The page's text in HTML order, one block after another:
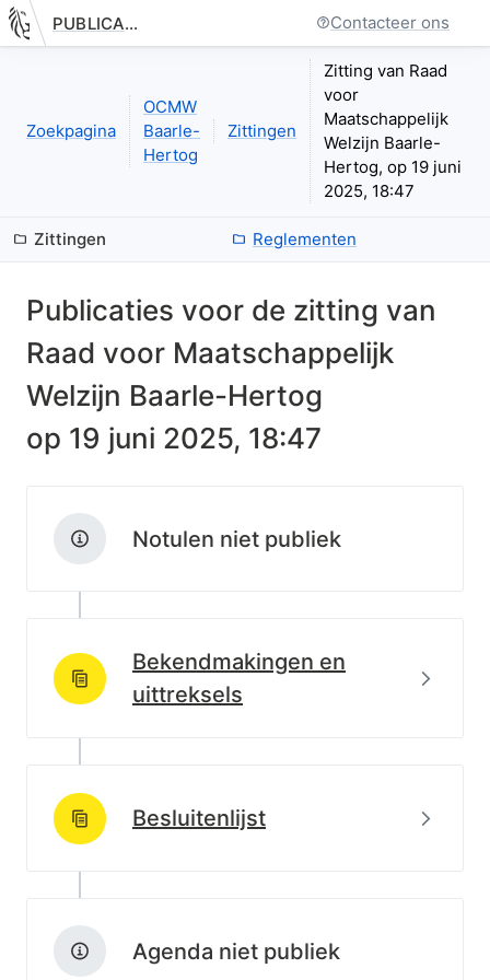
Nieuwe pagina: bestuurseenheid.zittingen.zitting.index
PUBLICATIE.GELINKT-NOTULEREN.VLAANDEREN.BE Contacteer ons
Zoekpagina
OCMW
Baarle-
Hertog
Zittingen
Zitting van Raad
voor
Maatschappelijk
Welzijn Baarle-
Hertog, op 19 juni
2025, 18:47
Zittingen Reglementen
Publicaties voor de zitting van
Raad voor Maatschappelijk
Welzijn Baarle-Hertog
op 19 juni 2025, 18:47
Notulen niet publiek
Bekendmakingen en
uittreksels
http://data.lblod.info/id/lblod/uittreksels/8a7d6e50-
Besluitenlijst
http://data.lblod.info/id/lblod/besluitenlijsten/
Agenda niet publiek